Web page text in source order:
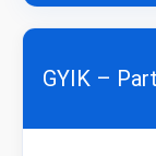
GYIK –